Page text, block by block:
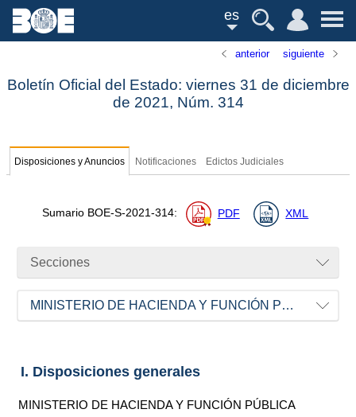
es
anterior siguiente
Boletín Oficial del Estado: viernes 31 de diciembre
de 2021, Núm. 314
Disposiciones y Anuncios Notificaciones Edictos Judiciales
Sumario BOE-S-2021-314: PDF XML
Secciones
MINISTERIO DE HACIENDA Y FUNCIÓN PÚBLICA
I. Disposiciones generales
MINISTERIO DE HACIENDA Y FUNCIÓN PÚBLICA